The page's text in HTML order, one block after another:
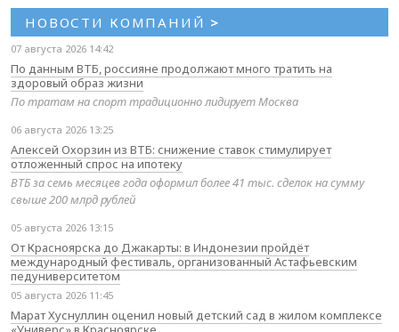
НОВОСТИ КОМПАНИЙ >
07 августа 2026 14:42
По данным ВТБ, россияне продолжают много тратить на
здоровый образ жизни
По тратам на спорт традиционно лидирует Москва
06 августа 2026 13:25
Алексей Охорзин из ВТБ: снижение ставок стимулирует
отложенный спрос на ипотеку
ВТБ за семь месяцев года оформил более 41 тыс. сделок на сумму
свыше 200 млрд рублей
05 августа 2026 13:15
От Красноярска до Джакарты: в Индонезии пройдёт
международный фестиваль, организованный Астафьевским
педуниверситетом
05 августа 2026 11:45
Марат Хуснуллин оценил новый детский сад в жилом комплексе